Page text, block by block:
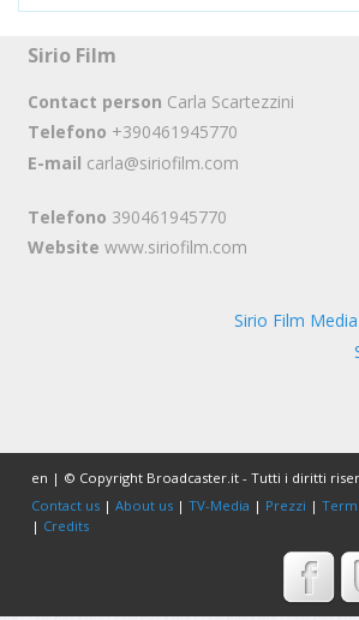
Sirio Film
Contact person Carla Scartezzini
Telefono +390461945770
E-mail carla@siriofilm.com
Telefono 390461945770
Website www.siriofilm.com
Sirio Film
en | © Copyright Broadcaster.it - Tutti i diritti
Contact us |About us |TV-Media | Prezzi |
| Credits